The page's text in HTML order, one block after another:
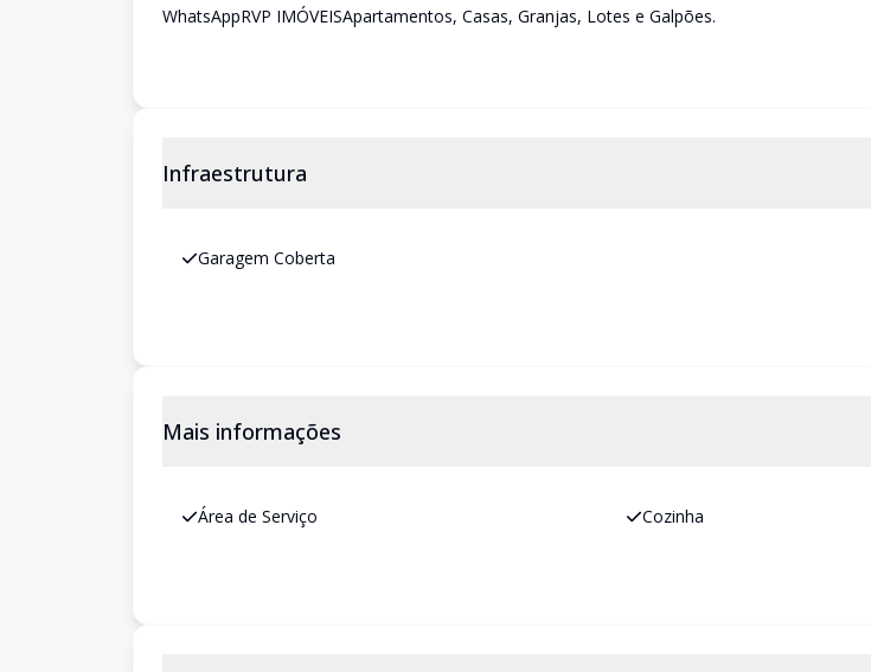
WhatsAppRVP IMÓVEISApartamentos, Casas, Granjas, Lotes e Galpões.
Infraestrutura
Garagem Coberta
Mais informações
Área de Serviço Cozinha